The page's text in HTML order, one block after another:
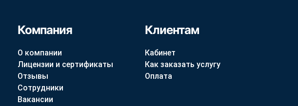
Компания
О компании
Лицензии и сертификаты
Отзывы
Сотрудники
Вакансии
Клиентам
Кабинет
Как заказать услугу
Оплата